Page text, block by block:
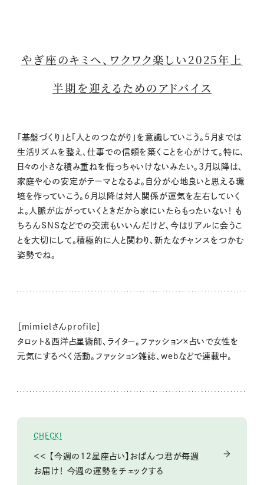
やぎ座のキミへ、ワクワク楽しい2025年上
半期を迎えるためのアドバイス
「基盤づくり」と「人とのつながり」を意識していこう。5月までは
生活リズムを整え、仕事での信頼を築くことを心がけて。特に、
日々の小さな積み重ねを侮っちゃいけないみたい。3月以降は、
家庭や心の安定がテーマとなるよ。自分が心地良いと思える環
境を作っていこう。6月以降は対人関係が運気を左右していく
よ。人脈が広がっていくときだから家にいたらもったいない！ も
ちろんSNSなどでの交流もいいんだけど、今はリアルに会うこ
とを大切にして。積極的に人と関わり、新たなチャンスをつかむ
姿勢でね。
［mimielさんprofile］
タロット＆西洋占星術師、ライター。ファッション×占いで女性を
元気にするべく活動。ファッション雑誌、webなどで連載中。
CHECK!
＜＜ 【今週の12星座占い】おぱんつ君が毎週
お届け！ 今週の運勢をチェックする